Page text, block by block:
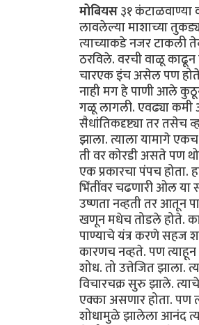
मोबियस३१ कंटाळवाण्या
लावलेल्या माशाच्या
त्याच्याकडे नजर टाकली
ठरविले. वरची वाळू
चारएक इंच असेल पण होते
नाही मग हे पाणी आले
गळू लागली. एवढ्या कमी
सैधांतिकदृष्ट्या तर तसेच
झाला. त्याला यामागे
ती वर कोरडी असते पण
एक प्रकारचा पंपच होता.
भिंतींवर चढणारी ओल या
उष्णता नव्हती तर आतून
खणून मधेच तोडले होते.
पाण्याचे यंत्र करणे सहज
कारणच नव्हते. पण त्याहून
शोध. तो उत्तेजित झाला.
विचारचक्र सुरु झाले.
एक्का असणार होता. पण
शोधामुळे झालेला आनंद